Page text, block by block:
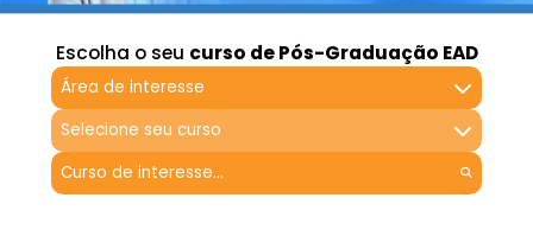
Escolha o seu curso de Pós-Graduação EAD
Área de interesse
Selecione seu curso